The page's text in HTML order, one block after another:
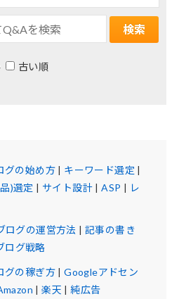
古い順
グの始め方| キーワード選定 |
)選定 | サイト設計|ASP | レ
ログの運営方法 | 記事の書き
ログ戦略
グの稼ぎ方|Googleアドセン
|楽天 |純広告